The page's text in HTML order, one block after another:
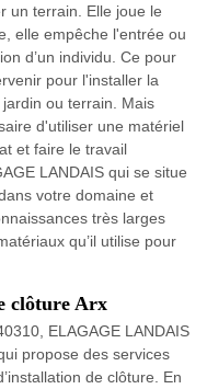
un terrain. Elle joue le
elle empêche l'entrée ou
d’un individu. Ce pour
pour l'installer la
ou terrain. Mais
d'utiliser une matériel
et faire le travail
LANDAIS qui se situe
votre domaine et
très larges
qu’il utilise pour
clôture Arx
ELAGAGE LANDAIS
propose des services
de clôture. En